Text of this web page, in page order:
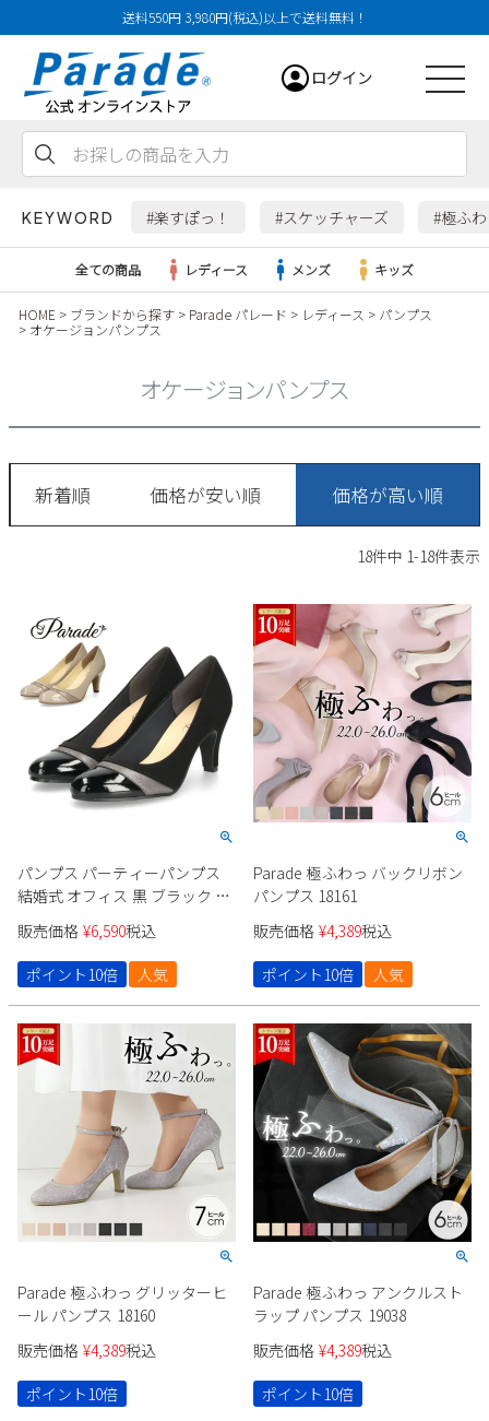
送料550円 3,980円(税込)以上で送料無料！
ログイン
KEYWORD #楽すぽっ！ #スケッチャーズ #極ふ
サンダル
スニーカー
ローファー
カジュアルシューズ
ブーツ
ウェア
Parade
SKECHERS
moz
new balance
puma
メンズ
すべての商品
レインシューズ
スニーカー
ビジネス・ドレスシューズ
ローファー
ワークシューズ
ウェア
Parade
SKECHERS
GAP
EDWIN
キッズ
サンダル
レインシューズ
スニーカー
スクール
フォーマル
ブーツ
Parade
SKECHERS
new balance
asics
瞬足
すべての商品
レディース新入荷
メンズ新入荷
SALE
すべての商品
レディースSALE
キッズSALE
バッグ
リュック
ボディバッグ
ハンドバッグ
ビジネスバッグ
トートバッグ
ショルダーバッグ
財布
雑貨
すべての商品
ケア用品
詳細検索
店舗一覧
ご利用ガイド
会員サービス
お問い合わせ
メルマガ購買
営業日カレンダー
休業日 お問い合わせ窓口休業日
2026 年8月
全ての商品 レディース メンズ キッズ
HOME ブランドから探す Parade パレード レディース
パンプス
オケージョンパンプス
オケージョンパンプス
新着順 価格が安い順 価格が高い順
18件中 1-18件表示
パンプス パーティーパンプス
結婚式 オフィス 黒 ブラック オ
ーク ヒールパンプス レディー
ス アーモンドトゥ 日本製 卒業
式 入学式 スーツ Parade 75502
販売価格 ¥6,590税込
ポイント10倍
人気
Parade 極ふわっ バックリボン
パンプス 18161
販売価格 ¥4,389税込
ポイント10倍
人気
Parade 極ふわっ グリッターヒ
ール パンプス 18160
販売価格 ¥4,389税込
ポイント10倍
Parade 極ふわっ アンクルスト
ラップ パンプス 19038
販売価格 ¥4,389税込
ポイント10倍